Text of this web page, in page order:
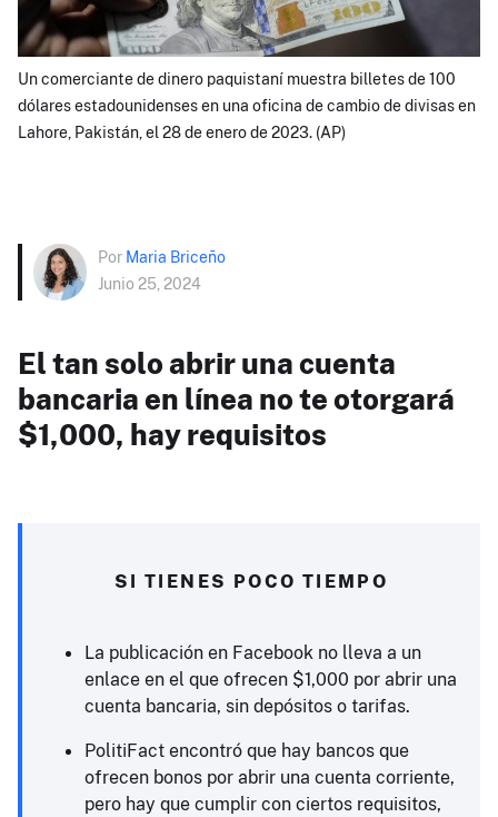
Un comerciante de dinero paquistaní muestra billetes de 100
dólares estadounidenses en una oficina de cambio de divisas en
Lahore, Pakistán, el 28 de enero de 2023. (AP)
Por Maria Briceño
Junio 25, 2024
El tan solo abrir una cuenta
bancaria en línea no te otorgará
$1,000, hay requisitos
SI TIENES POCO TIEMPO
La publicación en Facebook no lleva a un
enlace en el que ofrecen $1,000 por abrir una
cuenta bancaria, sin depósitos o tarifas.
PolitiFact encontró que hay bancos que
ofrecen bonos por abrir una cuenta corriente,
pero hay que cumplir con ciertos requisitos,